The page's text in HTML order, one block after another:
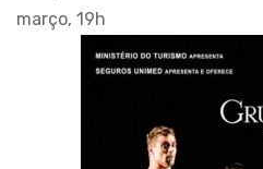
março, 19h